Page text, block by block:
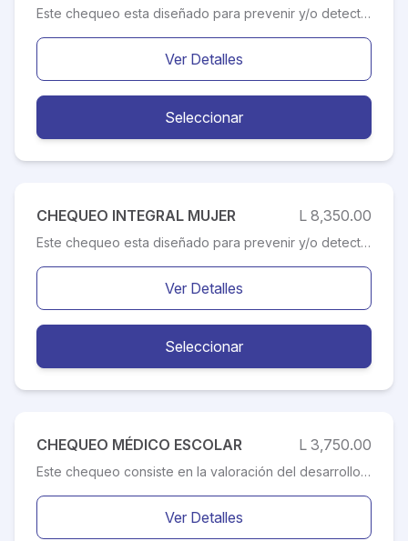
Este chequeo esta diseñado para prevenir y/o detectar a tiempo enfermedades, lo que permitirá tomar los correctivos y/o tratamientos que el o los especialistas le recomienden para así tener una vida más saludable. Muchos de los principales riesgos de salud que enfrentan los hombres, como el de cáncer del colon o enfermedades cardiacas, pueden prevenirse y tratarse con un diagnóstico anticipado. Este chequeo esta destinado para personas de alto riesgo, como ser: pacientes con hipertensión, obesos, fumadores o diabéticos, etc.; al igual que aquellos que acontecen con familiares en el primer y segundo grado de consanguinidad que hayan sufrido un evento cardiovascular. Como también, los que deseen prevenir cualquier situación de este tipo.
Ver Detalles
Seleccionar
CHEQUEO INTEGRAL MUJER L 8,350.00
Este chequeo esta diseñado para prevenir y/o detectar a tiempo enfermedades, lo que permitirá tomar los correctivos y/o tratamientos que el o los especialistas le recomienden para así tener una vida más saludable. La salud integral de la mujer permite un optimo desarrollo de una vida saludable, generando un mejor estado fisico y mental, mejorando aquellos aspectos relevantes en la vida de la mujer, como ser: menopausia, alimentación y nutrición, deporte, belleza, cosmética, complementos alimenticios, embarazo y autocuidado. Este chequeo esta destinado para personas de alto riesgo, como ser: pacientes con hipertensión, obesos, fumadores o diabéticos, etc.; al igual que aquellos que acontecen con familiares en el primer y segundo grado de consanguinidad que hayan sufrido un evento cardiovascular. Como también, los que deseen prevenir cualquier situación de este tipo.
Ver Detalles
Seleccionar
CHEQUEO MÉDICO ESCOLAR L 3,750.00
Este chequeo consiste en la valoración del desarrollo y crecimiento del niños, dentro del cual se realizan estudios de audiometría y oftalmología, con los que se pueden detectar los problemas mas frecuentes que sufren a estas edades; como ser: la falta de interés en el aprendizaje, entre otros. Ademas es utilizado en el proceso de admisión en las escuelas para su ingreso.
Ver Detalles